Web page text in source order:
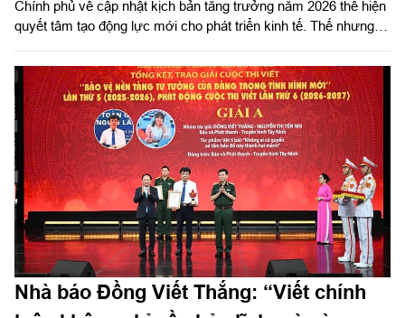
Chính phủ về cập nhật kịch bản tăng trưởng năm 2026 thể hiện
quyết tâm tạo động lực mới cho phát triển kinh tế. Thế nhưng,
đối đã lợi dụng để xuyên tạc, gieo rắc hoài nghi và phủ nhận nỗ
lực điều hành của Đảng, Nhà nước.
Nhà báo Đồng Viết Thắng: “Viết chính